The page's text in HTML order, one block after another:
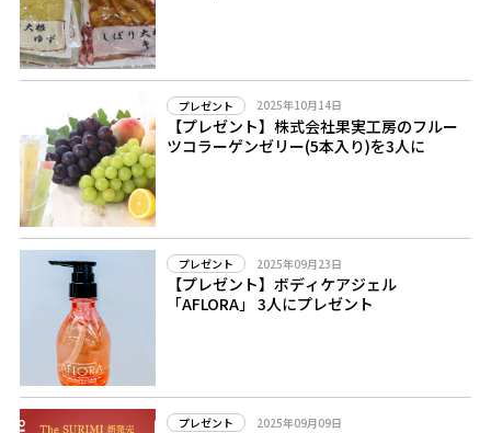
プレゼント 2025年10月14日
【プレゼント】株式会社果実工房のフルー
ツコラーゲンゼリー(5本入り)を3人に
プレゼント 2025年09月23日
【プレゼント】ボディケアジェル
「AFLORA」 3人にプレゼント
プレゼント 2025年09月09日